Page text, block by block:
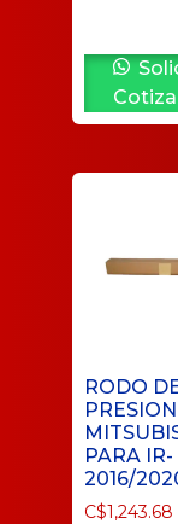
RODO
PRESION
PARA IR-
2016/
C$1,243.68